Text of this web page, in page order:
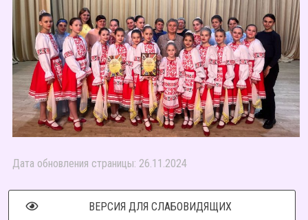
Дата обновления страницы: 26.11.2024
ВЕРСИЯ ДЛЯ СЛАБОВИДЯЩИХ